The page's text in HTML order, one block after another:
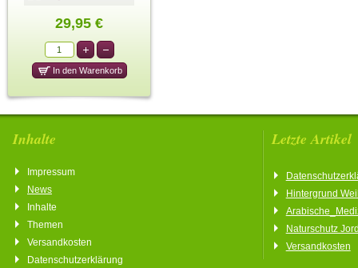
29,95 €
Inhalte
Impressum
News
Inhalte
Themen
Versandkosten
Datenschutzerklärung
Letzte Artikel
Hintergrund
Naturschutz
Versandkosten